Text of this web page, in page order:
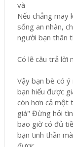
và
Nếu chẳng may
sống an nhàn,
người bạn thân
Có lẽ câu trả lời
Vậy bạn bè có
bạn hiểu được
còn hơn cả một
giá" Đừng hỏi
bao giờ có đủ
bạn tinh thần